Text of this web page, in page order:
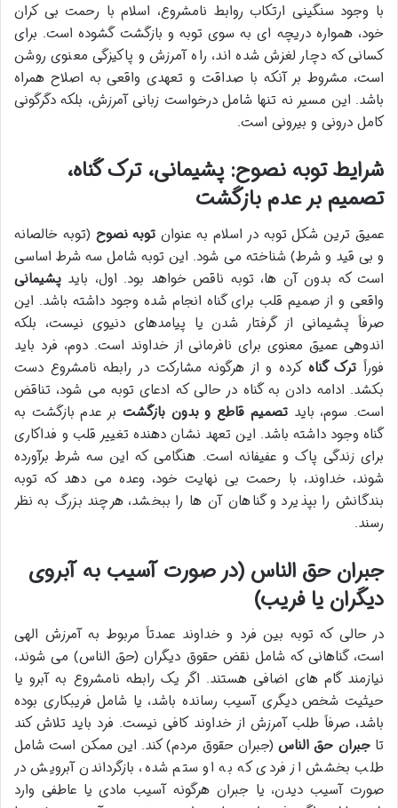
با وجود سنگینی ارتکاب روابط نامشروع، اسلام با رحمت بی کران
خود، همواره دریچه ای به سوی توبه و بازگشت گشوده است. برای
کسانی که دچار لغزش شده اند، راه آمرزش و پاکیزگی معنوی روشن
است، مشروط بر آنکه با صداقت و تعهدی واقعی به اصلاح همراه
باشد. این مسیر نه تنها شامل درخواست زبانی آمرزش، بلکه دگرگونی
کامل درونی و بیرونی است.
شرایط توبه نصوح: پشیمانی، ترک گناه،
تصمیم بر عدم بازگشت
عمیق ترین شکل توبه در اسلام به عنوان توبه نصوح (توبه خالصانه
و بی قید و شرط) شناخته می شود. این توبه شامل سه شرط اساسی
است که بدون آن ها، توبه ناقص خواهد بود. اول، باید پشیمانی
واقعی و از صمیم قلب برای گناه انجام شده وجود داشته باشد. این
صرفاً پشیمانی از گرفتار شدن یا پیامدهای دنیوی نیست، بلکه
اندوهی عمیق معنوی برای نافرمانی از خداوند است. دوم، فرد باید
فوراً ترک گناه کرده و از هرگونه مشارکت در رابطه نامشروع دست
بکشد. ادامه دادن به گناه در حالی که ادعای توبه می شود، تناقض
است. سوم، بایدتصمیم قاطع و بدون بازگشت بر عدم بازگشت به
گناه وجود داشته باشد. این تعهد نشان دهنده تغییر قلب و فداکاری
برای زندگی پاک و عفیفانه است. هنگامی که این سه شرط برآورده
شوند، خداوند، با رحمت بی نهایت خود، وعده می دهد که توبه
بندگانش را بپذیرد و گناهان آن ها را ببخشد، هرچند بزرگ به نظر
رسند.
جبران حق الناس (در صورت آسیب به آبروی
دیگران یا فریب)
در حالی که توبه بین فرد و خداوند عمدتاً مربوط به آمرزش الهی
است، گناهانی که شامل نقض حقوق دیگران (حق الناس) می شوند،
نیازمند گام های اضافی هستند. اگر یک رابطه نامشروع به آبرو یا
حیثیت شخص دیگری آسیب رسانده باشد، یا شامل فریبکاری بوده
باشد، صرفاً طلب آمرزش از خداوند کافی نیست. فرد باید تلاش کند
تاجبران حق الناس(جبران حقوق مردم) کند. این ممکن است شامل
طلب بخشش از فردی که به او ستم شده، بازگرداندن آبرویش در
صورت آسیب دیدن، یا جبران هرگونه آسیب مادی یا عاطفی وارد